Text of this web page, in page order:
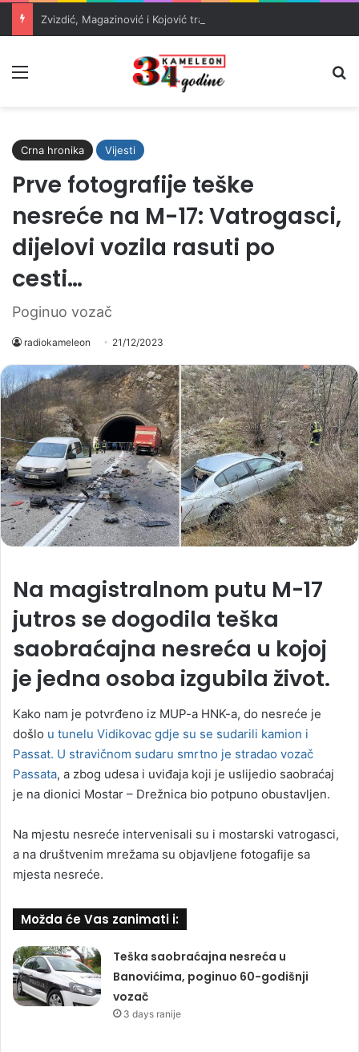
Crna hronika Vijesti
Prve fotografije teške
nesreće na M-17: Vatrogasci,
dijelovi vozila rasuti po
cesti…
Poginuo vozač
radiokameleon 21/12/2023
Na magistralnom putu M-17
jutros se dogodila teška
saobraćajna nesreća u kojoj
je jedna osoba izgubila život.
Kako nam je potvrđeno iz MUP-a HNK-a, do nesreće je
došlo u tunelu Vidikovac gdje su se sudarili kamion i
Passat. U stravičnom sudaru smrtno je stradao vozač
Passata, a zbog udesa i uviđaja koji je uslijedio saobraćaj
je na dionici Mostar – Drežnica bio potpuno obustavljen.
Na mjestu nesreće intervenisali su i mostarski vatrogasci,
a na društvenim mrežama su objavljene fotogafije sa
mjesta nesreće.
Možda će Vas zanimati i:
Teška saobraćajna nesreća u
Banovićima, poginuo 60-godišnji
vozač
3 days ranije